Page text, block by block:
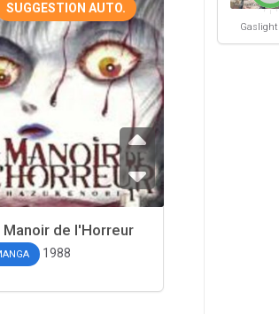
SUGGESTION AUTO.
Manoir de l'Horreur
1988